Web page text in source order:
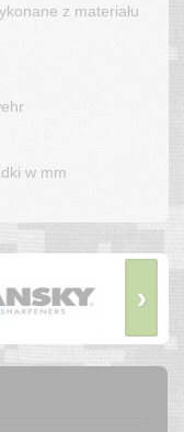
z materiału
w mm
›